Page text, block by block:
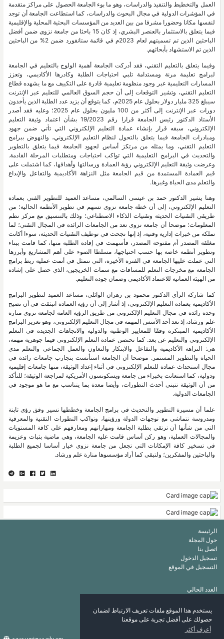
يستخدم هذا الموقع ملفات تعريف الارتباط لضمان
حصولك على أفضل تجربة على موقعنا
أعرف أكثر
العمل والتخطيط والتنفيذ والدراسات، وهو ما بوء الجامعة الحصول على مراكز متقدمة
في المؤشرات الدولية في مجال البحوث والدراسات، كما استطاعت الجامعة أن توجد
لنفسها مكانا وحضورا مشرفا من بين العديد من المؤسسات البحثية المحلية والإقليمية
فيما يتعلق بالاستثمار بالعنصر البشري، إذ كان 15 باحثا من جامعة نزوى ضمن أفضل
الباحثين الذين تم تسميتهم لعام 2023م في قائمة ستانفورد ضمن 2% من الباحثين
الذين تم الاستشهاد بأبحاثهم.
وفيما يتعلق بالتعليم التقني، فقد أدركت الجامعة أهمية الولوج بالتعليم في الجامعة
لبرامج تعليمة مرنة ومستدامة تلبي احتياجات الطلبة وكادرها الأكاديمي، وتعزز
المسارات التعليمية عبر وجود منظومة تعليمية قادرة على التكييف مع ما يشهده قطاع
التعليم التقني، وتشير التوقعات إلى أن حجم السوق العالمي للتعليم عبر الإنترنت
سيبلغ 325 مليار دولار بحلول عام 2025م، كما يتوقع أن يزيد عدد الطلبة الذين يأخذون
دورات عبر الإنترنت إلى أكثر من 100 مليون بحلول عام 2025؛ وعليه فقد أصدر
الأستاذ الدكتور رئيس الجامعة قرارا رقم 19/2023 بشأن اعتماد وثيقة التعليم
الإلكتروني، سبقه قرار بإنشاء عمادة التعليم الإلكتروني التي تأتي ضمن جهود
ومبادرات الجامعة فيما يتعلق بالتحول لنظام التعليم الإلكتروني، والنهوض ببرامج
التعليم التقني، وما يمثله من مرتكز أساس لجهود الجامعة فيما يتعلق بالتطوير
والتحديث في البرامج التعليمية التي تواكب احتياجات ومتطلبات المرحلة القادمة.
وعرضت وثيقة التعليم الإلكتروني رؤية العمادة ورسالتها وأهدافها، كما اشتملت على
قيم العمادة المستمدة من قيم الجامعة مثل النزاهة الأكاديمية والتفاعل والإبداع
والتعلم مدى الحياة وغيرها.
وهنا يشير الدكتور حمد بن عيسى السالمي، مساعد العميد للتطوير الفني بعمادة
التعليم الإلكتروني، إلى أن خطة جامعة نزوى تسهم في تطوير الأنظمة الحالية؛ من
طريقي التقنيات الحديثة وتقنيات الذكاء الاصطناعي؛ وذلك بالتنسيق مع مركز نظم
المعلومات؛ موضحا أن جامعة نزوى تعد من الجامعات الرائدة في المجال التقني؛ لما
تملكه من خبرات إدارية وفنية، إذ إنها نجحت في توظيف التقنيات الحديثة، سوءا أكانت
مغلقة المصدر أم مفتوحة المصدر، فأسهمت في إفادة الطلبة منها، كما قامت ببناء
وتطوير أنظمة خاصة بها حسب احتياجها، مسلطا الضوء على أهم المشاريع وأبرزها
التي عملت عليها الجامعة في الفترة الأخيرة، التي تتمثل في أتمت عملية ربط برامج
الجامعة مع مخرجات التعلم للمساقات مع سمات الخريجين، الذي حصل على إشادة
من الهيئة العمانية للاعتماد الأكاديمي وضمان جودة التعليم.
كما شاركه الرأي الدكتور محمود بن زهران الوائلي، مساعد العميد لتطوير البرامج
الأكاديمية بعمادة التعليم الإلكتروني، إذ أشار إلى أن رؤية العمادة انبثقت في أن تصبح
وحدة رائدة في مجال التعليم الإلكتروني من طريق الرؤية العامة لجامعة نزوى منارة
علم ورشاد، إذ تعد أحد الأسس المهمة في مجال التعليم الإلكتروني، وهو تعزيز البرامج
الأكاديمية المبتكرة وفقًا للمعايير الوطنية والدولية والاتجاهات الجديدة في التعلم
الإلكتروني والتعليم عن بعد. كما تحتضن عمادة التعلم الإلكتروني قيما جوهرية مهمة،
هي: النزاهة الأكاديمية والتفاعل والابتكار والتعاون والعمل الجماعي والتعلم مدى
الحياة والتطوير المستمر. موضحا أن الجامعة استأنست بتجارب جامعات رائدة في
مجال استحداث عمادة للتعلم الإلكتروني في أثناء إعداد الوثيقة، منها جامعات إقليمية
ودولية، كما استعانت بخبراء من جامعة ويسكونسون الأمريكية لمراجعة الوثيقة؛ للتأكد
من أن الوثيقة تتبنى أحدث التطورات، وأيضا معدة بما يتناسب مع ما هو موجود في
الجامعات الدولية.
علما أن مسيرة التطوير والتحديث في برامج الجامعة وخططها تسير وفق رؤى ثابتة
ومدروسة تتماشى مع توجهات الدولة ورؤيتها، وتواكب التطورات التقنية والمعرفية
التي من شأنها أن ترتقي بطلبة الجامعة ومهاراتهم ومعارفهم على كافة المستويات
والمجالات العملية، وهو ركن أساس قامت عليه الجامعة، وهي ماضية بثبات وعزيمة
في تسخير كافة الإمكانات التي تجعل من جامعة نزوى خيار أساسا لجميع الطلبة
والباحثين والمفكرين؛ ولتبقى كما أراد مؤسسوها منارة علم ورشاد.
الرئيسة
حول المجلة
اتصل بنا
تسجيل الدخول
التسجيل في الموقع
العدد الحالي
قائمة الكلمات الرئيسة
قائمة المؤلفين